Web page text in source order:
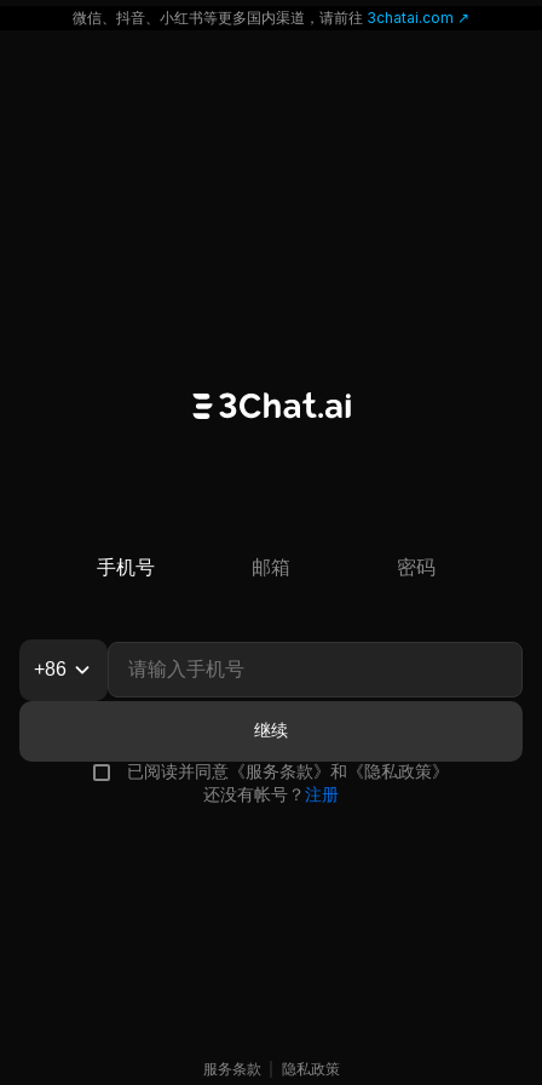
微信、抖音、小红书等更多国内渠道，请前往 3chatai.com ↗
手机号 邮箱 密码
+86
继续
已阅读并同意 《服务条款》 和 《隐私政策》
还没有帐号？ 注册
服务条款 隐私政策